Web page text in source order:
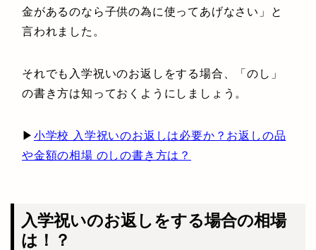
金があるのなら子供の為に使ってあげなさい」と
言われました。
それでも入学祝いのお返しをする場合、「のし」
の書き方は知っておくようにしましょう。
▶︎ 小学校 入学祝いのお返しは必要か？お返しの品
や金額の相場 のしの書き方は？
入学祝いのお返しをする場合の相場
は！？